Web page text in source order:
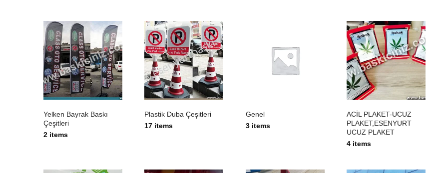
Yelken Bayrak Baskı
Çeşitleri
2 items
Plastik Duba Çeşitleri
17 items
Genel
3 items
ACİL PLAKET-UCUZ
PLAKET,ESENYURT
UCUZ PLAKET
4 items